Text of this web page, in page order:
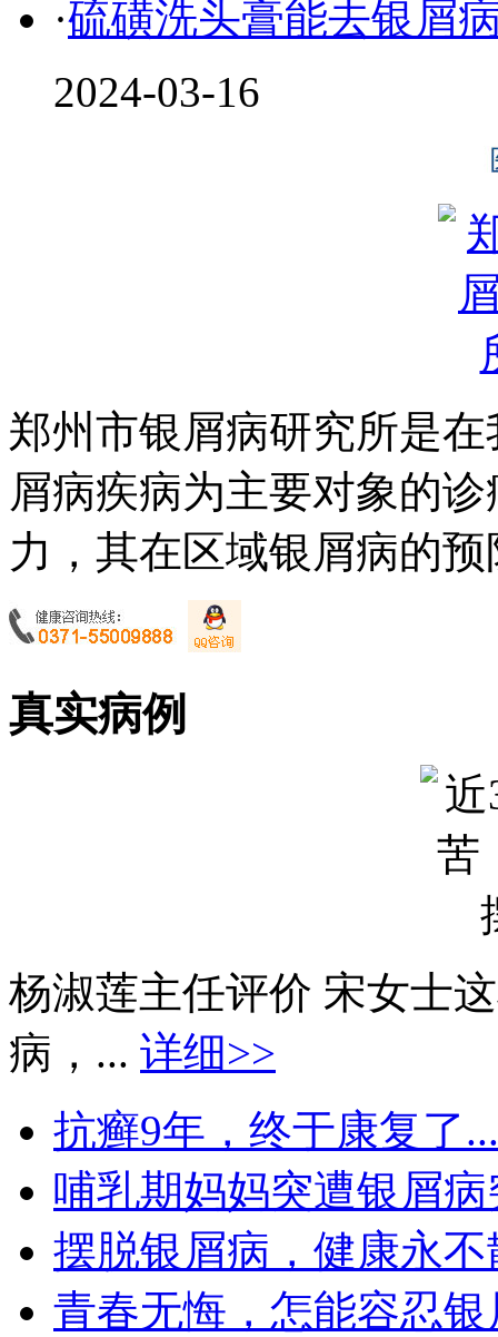
·硫磺洗头膏能去银屑
2024-03-16
郑州市银屑病研究所是
屑病疾病为主要对象的
力，其在区域银屑病的
真实病例
杨淑莲主任评价 宋女士
病，... 详细>>
抗癣9年，终于康复了...
哺乳期妈妈突遭银屑
摆脱银屑病，健康永不
青春无悔，怎能容忍